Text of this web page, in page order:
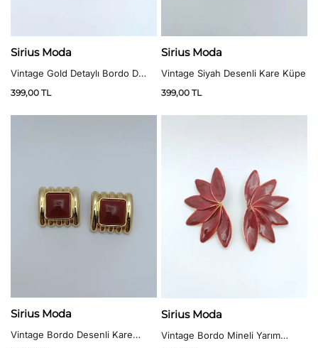
Sirius Moda
Vintage Gold Detaylı Bordo D
399,00 TL
Sirius Moda
Vintage Siyah Desenli Kare Küpe
399,00 TL
Sirius Moda
Vintage Bordo Desenli Kare
Sirius Moda
Vintage Bordo Mineli Yarım